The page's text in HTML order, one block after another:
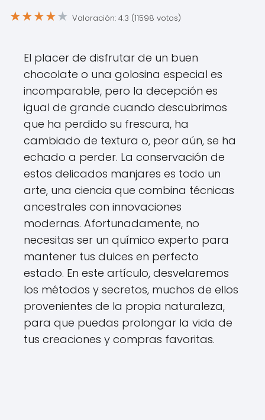
★★★★★ Valoración: 4.3 (11598 votos)
El placer de disfrutar de un buen
chocolate o una golosina especial es
incomparable, pero la decepción es
igual de grande cuando descubrimos
que ha perdido su frescura, ha
cambiado de textura o, peor aún, se ha
echado a perder. La conservación de
estos delicados manjares es todo un
arte, una ciencia que combina técnicas
ancestrales con innovaciones
modernas. Afortunadamente, no
necesitas ser un químico experto para
mantener tus dulces en perfecto
estado. En este artículo, desvelaremos
los métodos y secretos, muchos de ellos
provenientes de la propia naturaleza,
para que puedas prolongar la vida de
tus creaciones y compras favoritas.